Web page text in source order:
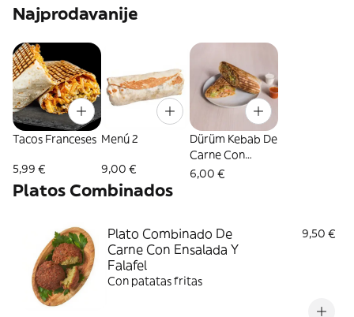
Najprodavanije
Tacos Franceses
5,99 €
Menú 2
9,00 €
Dürüm Kebab De
Carne Con
Ensalada Y
6,00 €
Platos Combinados
Plato Combinado De
Carne Con Ensalada Y
Falafel
9,50 €
Con patatas fritas